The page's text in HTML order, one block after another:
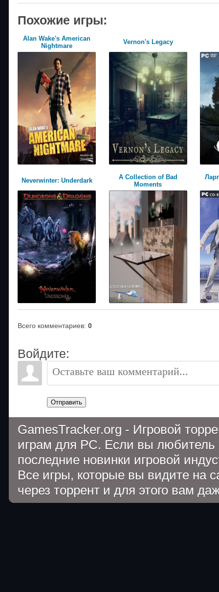
Похожие игры:
Alan Wake's American
Nightmare
Vernon's Legacy
Neverwinter: Underdark
A Collection of Bad
Moments
Всего комментариев: 0
Войдите:
Отправить
GamesTracker.org - Игровой
играм для PC. Если вы
последние новинки игровой
Все игры, которые вы видите на
через торрент и для этого вам